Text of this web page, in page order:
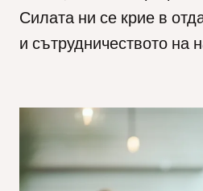
Силата ни се крие в
и сътрудничеството на
Развивайте кариерата